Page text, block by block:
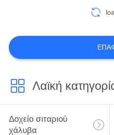
Κρύος
μηχανή
Λαϊκή
Δοχείο σιταριού
χάλυβα